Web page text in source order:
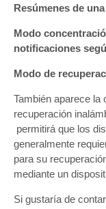
Resúmenes de
Modo
notificaciones
Modo de
También aparece
recuperación
permitirá que los
generalmente
para su
mediante un
Si gustaría de